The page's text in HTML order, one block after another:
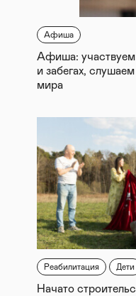
Афиша
Афиша: участвуем
и забегах,
мира
Реабилитация Дети
Начато